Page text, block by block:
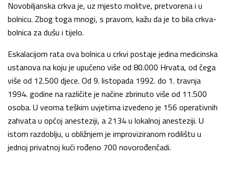
Novobiljanska crkva je, uz mjesto molitve, pretvorena i u
bolnicu. Zbog toga mnogi, s pravom, kažu da je to bila crkva-
bolnica za dušu i tijelo.
Eskalacijom rata ova bolnica u crkvi postaje jedina medicinska
ustanova na koju je upućeno više od 80.000 Hrvata, od čega
više od 12.500 djece. Od 9. listopada 1992. do 1. travnja
1994. godine na različite je načine zbrinuto više od 11.500
osoba. U veoma teškim uvjetima izvedeno je 156 operativnih
zahvata u općoj anesteziji, a 2134 u lokalnoj anesteziji. U
istom razdoblju, u obližnjem je improviziranom rodilištu u
jednoj privatnoj kući rođeno 700 novorođenčadi.